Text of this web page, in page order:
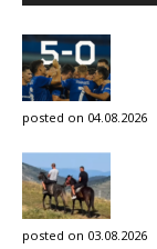
posted on 04.08.2026
posted on 03.08.2026